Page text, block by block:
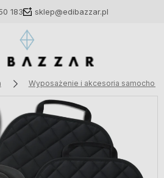
183 sklep@edibazzar.pl
Zaloguj się
Załóż konto
Wyposażenie i akcesoria